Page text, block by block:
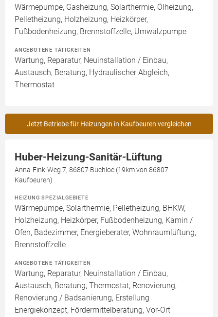
Wärmepumpe, Gasheizung, Solarthermie, Ölheizung,
Pelletheizung, Holzheizung, Heizkörper,
Fußbodenheizung, Brennstoffzelle, Umwälzpumpe
ANGEBOTENE TÄTIGKEITEN
Wartung, Reparatur, Neuinstallation / Einbau,
Austausch, Beratung, Hydraulischer Abgleich,
Thermostat
Jetzt Betriebe für Heizungen in Kaufbeuren vergleichen
Huber-Heizung-Sanitär-Lüftung
Anna-Fink-Weg 7, 86807 Buchloe (19km von 86807
Kaufbeuren)
HEIZUNG SPEZIALGEBIETE
Wärmepumpe, Solarthermie, Pelletheizung, BHKW,
Holzheizung, Heizkörper, Fußbodenheizung, Kamin /
Ofen, Badezimmer, Energieberater, Wohnraumlüftung,
Brennstoffzelle
ANGEBOTENE TÄTIGKEITEN
Wartung, Reparatur, Neuinstallation / Einbau,
Austausch, Beratung, Thermostat, Renovierung,
Renovierung / Badsanierung, Erstellung
Energiekonzept, Fördermittelberatung, Vor-Ort